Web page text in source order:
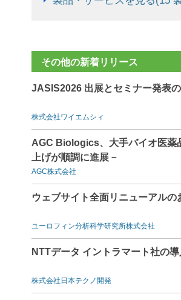
その他の新着リリース
JASIS2026 出展とセミナー発表
株式会社ワイエムシィ
AGC Biologics、大手バイオ医
上げが順調に進展－
AGC株式会社
ウェブサイト全面リニューアルの
ユーロフィン分析科学研究所株式会社
NTTデータ イントラマート社の
株式会社日本テクノ開発